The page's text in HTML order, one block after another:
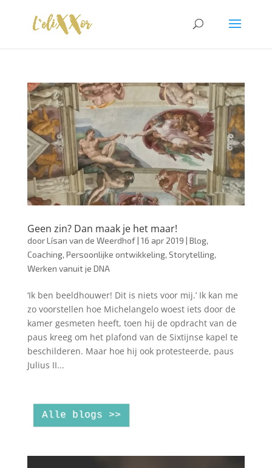
Geen zin? Dan maak je het maar!
doorLísan van de Weerdhof| 16 apr 2019 | Blog,
Coaching, Persoonlijke ontwikkeling, Storytelling,
Werken vanuit je DNA
‘Ik ben beeldhouwer! Dit is niets voor mij.’ Ik kan me
zo voorstellen hoe Michelangelo woest iets door de
kamer gesmeten heeft, toen hij de opdracht van de
paus kreeg om het plafond van de Sixtijnse kapel te
beschilderen. Maar hoe hij ook protesteerde, paus
Julius II...
Alle blogs >>